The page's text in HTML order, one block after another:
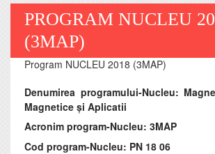
PROGRAM NUCLEU
(3MAP)
Program NUCLEU 2018 (3MAP)
Denumirea programului-Nucleu:
Magnetice și Aplicatii
Acronim program-Nucleu: 3MAP
Cod program-Nucleu: PN 18 06